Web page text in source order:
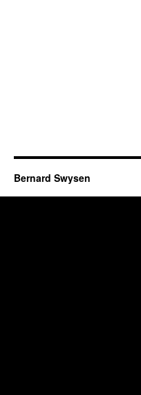
Bernard Swysen